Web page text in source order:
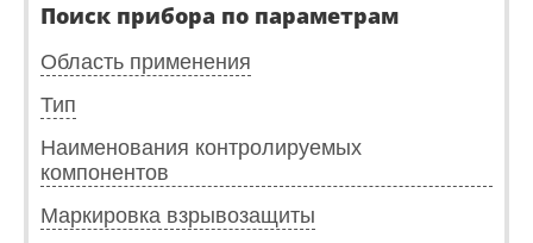
Поиск прибора по параметрам
Область применения
Тип
Наименования контролируемых
компонентов
Маркировка взрывозащиты